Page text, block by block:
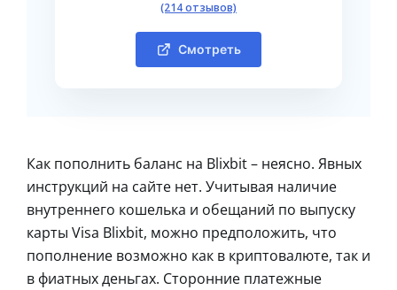
(214 отзывов)
Смотреть
Как пополнить баланс на Blixbit – неясно. Явных
инструкций на сайте нет. Учитывая наличие
внутреннего кошелька и обещаний по выпуску
карты Visa Blixbit, можно предположить, что
пополнение возможно как в криптовалюте, так и
в фиатных деньгах. Сторонние платежные